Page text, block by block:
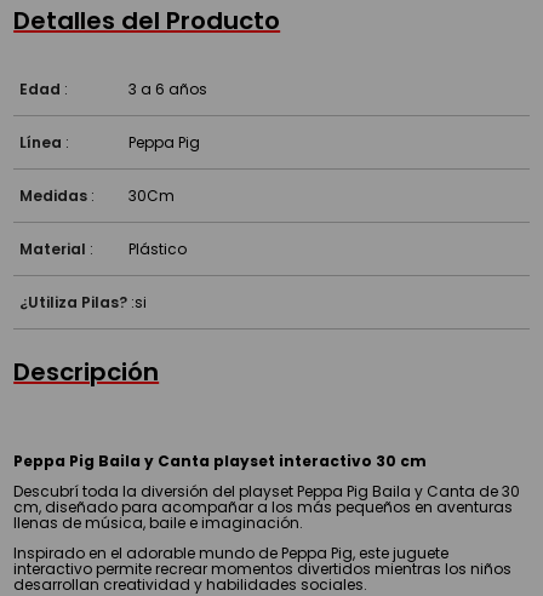
Detalles del Producto
Edad : 3 a 6 años
Línea : Peppa Pig
Medidas : 30Cm
Material : Plástico
¿Utiliza Pilas? :si
Descripción
Peppa Pig Baila y Canta playset interactivo 30 cm
Descubrí toda la diversión del playset Peppa Pig Baila y Canta de 30
cm, diseñado para acompañar a los más pequeños en aventuras
llenas de música, baile e imaginación.
Inspirado en el adorable mundo de Peppa Pig, este juguete
interactivo permite recrear momentos divertidos mientras los niños
desarrollan creatividad y habilidades sociales.